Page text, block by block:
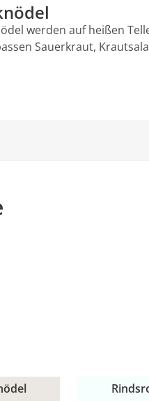
werden auf heißen
Sauerkraut,